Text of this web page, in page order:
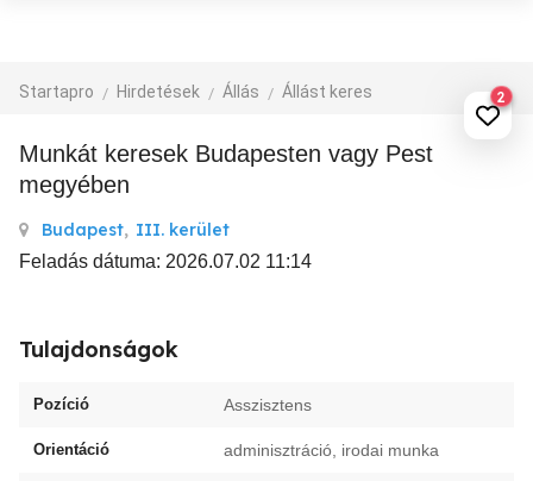
Startapro Hirdetések Állás Állást keres 2
Munkát keresek Budapesten vagy Pest
megyében
Budapest, III. kerület
Feladás dátuma: 2026.07.02 11:14
Tulajdonságok
Pozíció Asszisztens
Orientáció adminisztráció, irodai munka